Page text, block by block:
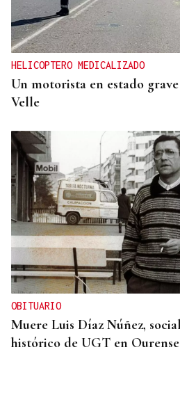
HELICOPTERO MEDICALIZADO
Un motorista en estado
Velle
OBITUARIO
Muere Luis Díaz Núñez,
histórico de UGT en Ourense